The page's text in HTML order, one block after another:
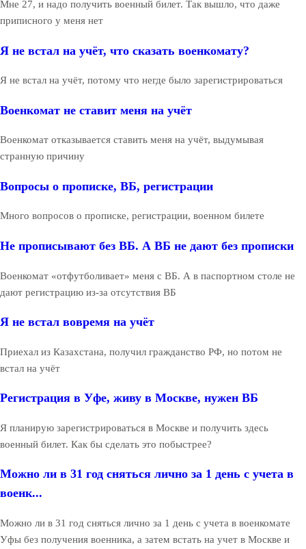
Мне 27, и надо получить военный билет. Так вышло, что даже
приписного у меня нет
Я не встал на учёт, что сказать военкомату?
Я не встал на учёт, потому что негде было зарегистрироваться
Военкомат не ставит меня на учёт
Военкомат отказывается ставить меня на учёт, выдумывая
странную причину
Вопросы о прописке, ВБ, регистрации
Много вопросов о прописке, регистрации, военном билете
Не прописывают без ВБ. А ВБ не дают без прописки
Военкомат «отфутболивает» меня с ВБ. А в паспортном столе не
дают регистрацию из-за отсутствия ВБ
Я не встал вовремя на учёт
Приехал из Казахстана, получил гражданство РФ, но потом не
встал на учёт
Регистрация в Уфе, живу в Москве, нужен ВБ
Я планирую зарегистрироваться в Москве и получить здесь
военный билет. Как бы сделать это побыстрее?
Можно ли в 31 год сняться лично за 1 день с учета в
военк...
Можно ли в 31 год сняться лично за 1 день с учета в военкомате
Уфы без получения военника, а затем встать на учет в Москве и